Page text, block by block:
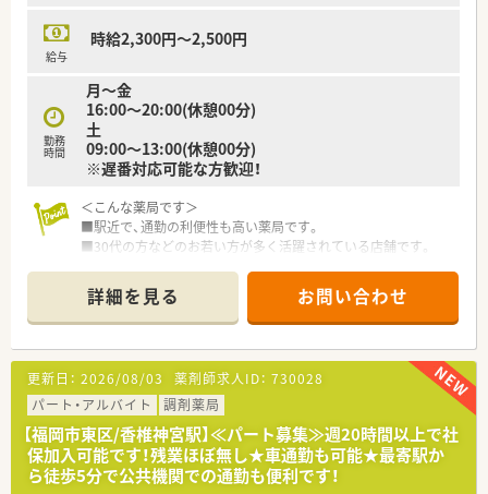
給与
時給2,300円～2,500円
勤務
時間
月～金
16:00～20:00(休憩00分)
土
09:00～13:00(休憩00分)
※遅番対応可能な方歓迎！
＜こんな薬局です＞
■駅近で、通勤の利便性も高い薬局です。
■30代の方などのお若い方が多く活躍されている店舗です。
■比較的スピードが求められる店舗です。
。
＜こんな会社です＞
■福岡県ほか全国に約100店舗（関連会社店舗含む）展開中のチ
ェーン薬局で地域に密着した調剤専門のチェーン店として発展
している会社です。
■新規開局のほか、M&Aも行っており、毎年着実に店舗数を伸ば
しています。
■調剤薬局、医薬品販売、介護用品販売・リースなど幅広く事業を
行っています。
詳細を見る お問い合わせ
更新日： 2026/08/03 薬剤師求人ID： 730028
パート・アルバイト
調剤薬局
【福岡市東区/香椎神宮駅】≪パート募集≫週20時間以上で社
保加入可能です！残業ほぼ無し★車通勤も可能★最寄駅か
ら徒歩5分で公共機関での通勤も便利です！